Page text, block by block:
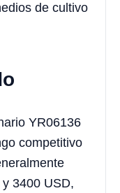
de cultivo
YR06136
competitivo
3400 USD,